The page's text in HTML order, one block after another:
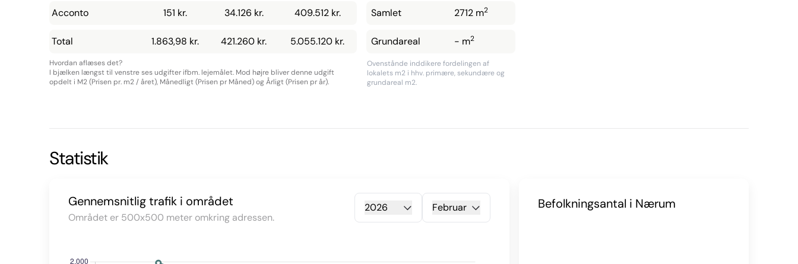
Acconto 151 kr. 34.126 kr. 409.512 kr.
Total 1.863,98 kr. 421.260 kr. 5.055.120 kr.
Hvordan aflæses det?
I bjælken længst til venstre ses udgifter ifbm. lejemålet. Mod højre bliver denne udgift
opdelt i M2 (Prisen pr. m2 / året), Månedligt (Prisen pr Måned) og Årligt (Prisen pr år).
Samlet 2712 m2
Grundareal - m2
Ovenstånde inddikere fordelingen af
lokalets m2 i hhv. primære, sekundære og
grundareal m2.
Statistik
Gennemsnitlig trafik i området
Området er 500x500 meter omkring adressen.
2026 Februar Befolkningsantal i Nærum